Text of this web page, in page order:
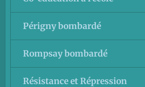
Périgny bombardé
Rompsay bombardé
Résistance et Répression